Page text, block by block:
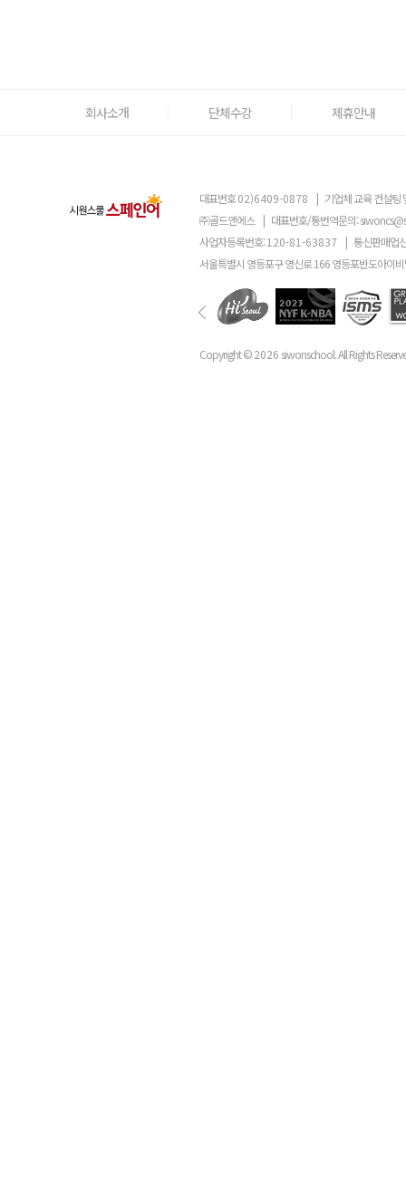
회사소개 단체수강 제휴안내
대표번호02)6409-0878 | 기업체 교육 컨설팅
㈜골드앤에스 | 대표번호/통번역문의:
사업자등록번호:120-81-63837 | 통신판매업
서울특별시 영등포구 영신로 166 영등포반도아이
Copyright ©2026 siwonschool. All Rights